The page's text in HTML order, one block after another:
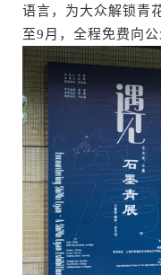
语言，为大众解锁青
至9月，全程免费向公